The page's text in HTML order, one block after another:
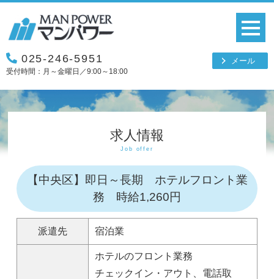
025-246-5951
受付時間：月～金曜日／9:00～18:00
メール
求人情報
Job offer
【中央区】即日～長期 ホテルフロント業
務 時給1,260円
派遣先 宿泊業
ホテルのフロント業務
チェックイン・アウト、電話取